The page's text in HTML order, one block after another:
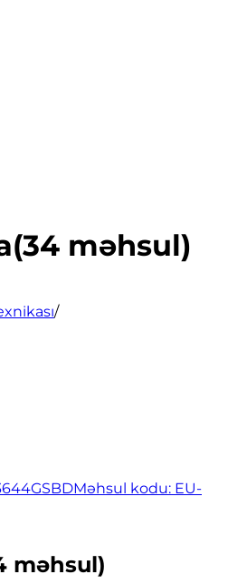
(34 məhsul)
/
Məhsul kodu: EU-
məhsul)